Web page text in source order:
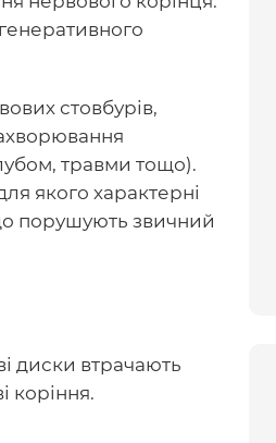
стовбурів,
травми тощо).
якого характерні
порушують звичний
диски втрачають
коріння.